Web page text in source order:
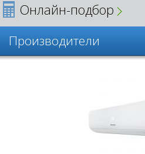
Онлайн-подбор
Производители